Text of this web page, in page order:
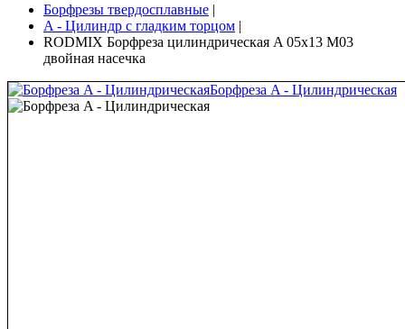
Борфрезы твердосплавные |
A - Цилиндр с гладким торцом |
RODMIX Борфреза цилиндрическая A 05х13 M03
двойная насечка
Борфреза A - Цилиндрическая